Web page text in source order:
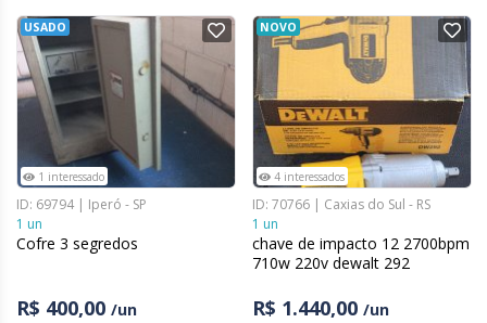
USADO
1 interessado
ID: 69794 | Iperó - SP
1 un
Cofre 3 segredos
R$ 400,00 /un
NOVO
4 interessados
ID: 70766 | Caxias do Sul - RS
1 un
chave de impacto 12 2700bpm
710w 220v dewalt 292
R$ 1.440,00 /un